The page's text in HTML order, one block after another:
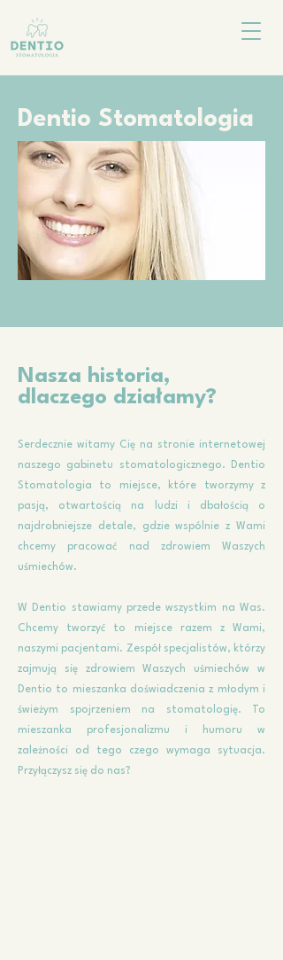
Dentio Stomatologia
Nasza historia,
dlaczego działamy?
Serdecznie witamy Cię na stronie internetowej
naszego gabinetu stomatologicznego. Dentio
Stomatologia to miejsce, które tworzymy z
pasją, otwartością na ludzi i dbałością o
najdrobniejsze detale, gdzie wspólnie z Wami
chcemy pracować nad zdrowiem Waszych
uśmiechów.
W Dentio stawiamy przede wszystkim na Was.
Chcemy tworzyć to miejsce razem z Wami,
naszymi pacjentami. Zespół specjalistów, którzy
zajmują się zdrowiem Waszych uśmiechów w
Dentio to mieszanka doświadczenia z młodym i
świeżym spojrzeniem na stomatologię. To
mieszanka profesjonalizmu i humoru w
zależności od tego czego wymaga sytuacja.
Przyłączysz się do nas?